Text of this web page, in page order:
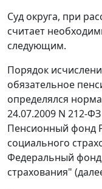
Суд округа, при
считает
следующим.
Порядок
обязательное
определялся
24.07.2009 N 212-
Пенсионный фонд
социального
Федеральный фонд
страхования"